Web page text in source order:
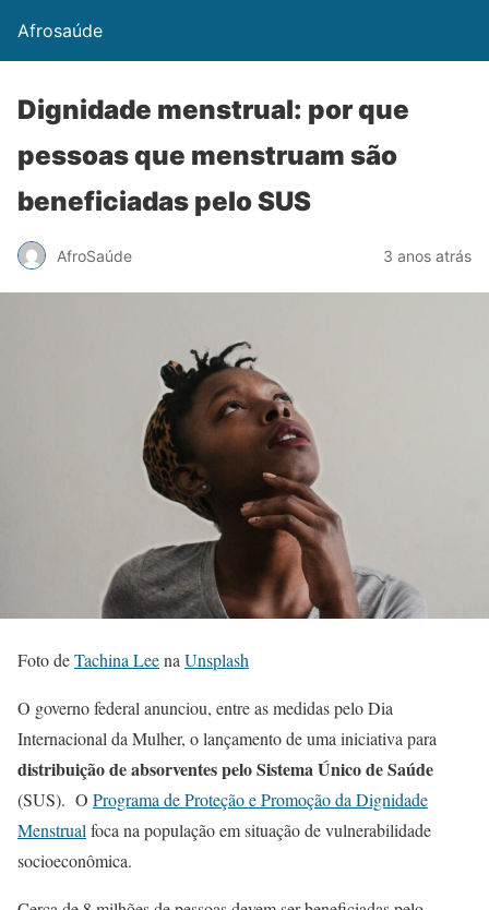
Afrosaúde
Dignidade menstrual: por que
pessoas que menstruam são
beneficiadas pelo SUS
AfroSaúde 3 anos atrás
Foto deTachina Leena Unsplash
O governo federal anunciou, entre as medidas pelo Dia
Internacional da Mulher, o lançamento de uma iniciativa para
distribuição de absorventes pelo Sistema Único de Saúde
(SUS). O Programa de Proteção e Promoção da Dignidade
Menstrual foca na população em situação de vulnerabilidade
socioeconômica.